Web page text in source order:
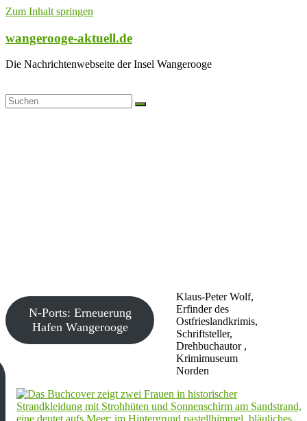
Zum Inhalt springen
wangerooge-aktuell.de
Die Nachrichtenwebseite der Insel Wangerooge
Klaus-Peter Wolf,
Erfinder des
Ostfrieslandkrimis,
Schriftsteller,
Drehbuchautor ,
Krimimuseum
Norden
N-Ports: Erneuerung
Hafen Wangerooge